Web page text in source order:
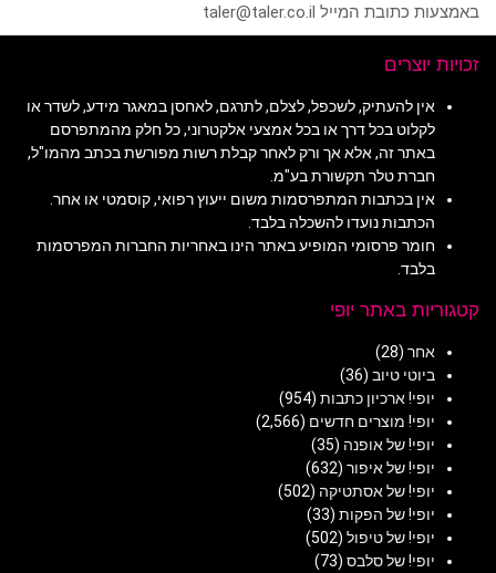
באמצעות כתובת המייל taler@taler.co.il
זכויות יוצרים
אין להעתיק, לשכפל, לצלם, לתרגם, לאחסן במאגר מידע, לשדר או
לקלוט בכל דרך או בכל אמצעי אלקטרוני, כל חלק מהמתפרסם
באתר זה, אלא אך ורק לאחר קבלת רשות מפורשת בכתב מהמו"ל,
חברת טלר תקשורת בע"מ.
אין בכתבות המתפרסמות משום ייעוץ רפואי, קוסמטי או אחר.
הכתבות נועדו להשכלה בלבד.
חומר פרסומי המופיע באתר הינו באחריות החברות המפרסמות
בלבד.
קטגוריות באתר יופי
אחר (28)
ביוטי טיוב (36)
יופי! ארכיון כתבות (954)
יופי! מוצרים חדשים (2,566)
יופי! של אופנה (35)
יופי! של איפור (632)
יופי! של אסתטיקה (502)
יופי! של הפקות (33)
יופי! של טיפול (502)
יופי! של סלבס (73)